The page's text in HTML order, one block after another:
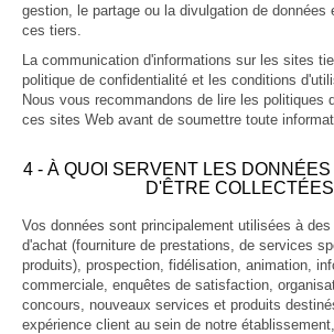
gestion, le partage ou la divulgation de données
ces tiers.
La communication d'informations sur les sites
politique de confidentialité et les conditions
Nous vous recommandons de lire les politiques
ces sites Web avant de soumettre toute
4 - À QUOI SERVENT LES
D'ÊTRE
Vos données sont principalement utilisées à
d'achat (fourniture de prestations, de services
produits), prospection, fidélisation, animation,
commerciale, enquêtes de satisfaction,
concours, nouveaux services et produits
expérience client au sein de notre